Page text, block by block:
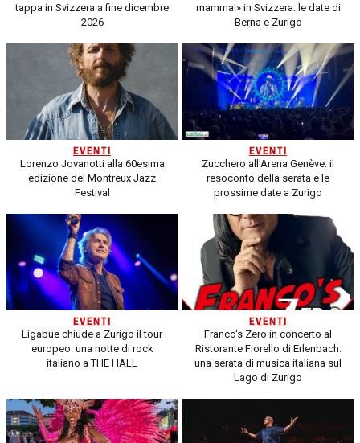
tappa in Svizzera a fine dicembre
2026
mamma!» in Svizzera: le date di
Berna e Zurigo
EVENTI
Lorenzo Jovanotti alla 60esima
edizione del Montreux Jazz
Festival
EVENTI
Zucchero all'Arena Genève: il
resoconto della serata e le
prossime date a Zurigo
EVENTI
Ligabue chiude a Zurigo il tour
europeo: una notte di rock
italiano a THE HALL
EVENTI
Franco's Zero in concerto al
Ristorante Fiorello di Erlenbach:
una serata di musica italiana sul
Lago di Zurigo